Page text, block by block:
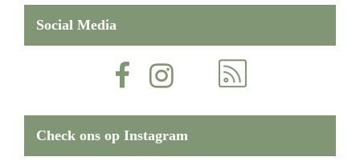
Social Media
Check ons op Instagram